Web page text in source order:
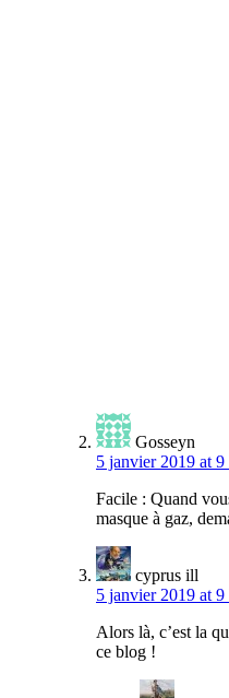
Gosseyn
5 janvier 2019 at
Facile : Quand
masque à gaz,
cyprus ill
5 janvier 2019 at
Alors là, c’est la
ce blog !